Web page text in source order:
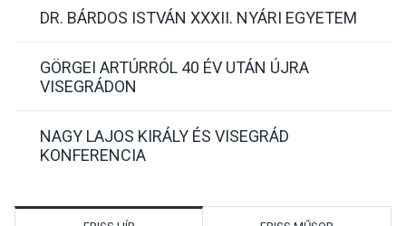
DR. BÁRDOS ISTVÁN XXXII. NYÁRI EGYETEM
GÖRGEI ARTÚRRÓL 40 ÉV UTÁN ÚJRA
VISEGRÁDON
NAGY LAJOS KIRÁLY ÉS VISEGRÁD
KONFERENCIA